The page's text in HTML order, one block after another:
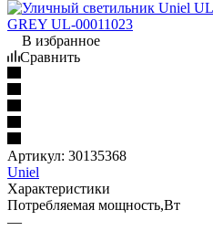
В избранное
Сравнить
Артикул: 30135368
Uniel
Характеристики
Потребляемая мощность,Вт
—